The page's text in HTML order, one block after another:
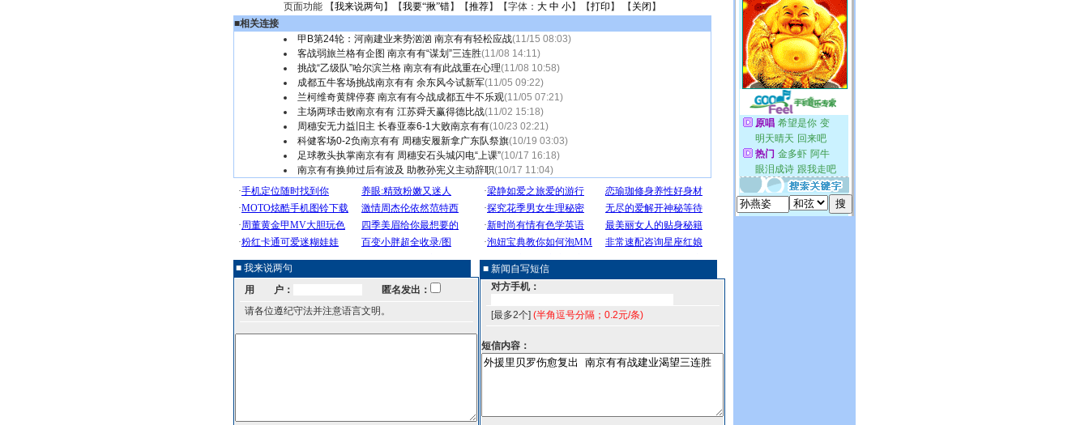
页面功能 【我来说两句 】【我要“揪”错】【推荐】【字体： 大 中 小】【打印 】 【 关闭 】
■相关连接
甲B第24轮：河南建业来势汹汹 南京有有轻松应战(11/15 08:03)
客战弱旅兰格有企图 南京有有“谋划”三连胜(11/08 14:11)
挑战“乙级队”哈尔滨兰格 南京有有此战重在心理(11/08 10:58)
成都五牛客场挑战南京有有 余东风今试新军(11/05 09:22)
兰柯维奇黄牌停赛 南京有有今战成都五牛不乐观(11/05 07:21)
主场两球击败南京有有 江苏舜天赢得德比战(11/02 15:18)
周穗安无力益旧主 长春亚泰6-1大败南京有有(10/23 02:21)
科健客场0-2负南京有有 周穗安履新拿广东队祭旗(10/19 03:03)
足球教头执掌南京有有 周穗安石头城闪电“上课”(10/17 16:18)
南京有有换帅过后有波及 助教孙宪义主动辞职(10/17 11:04)
■ 我来说两句
用 户：
匿名发出：
请各位遵纪守法并注意语言文明。
■ 新闻自写短信
对方手机：
[最多2个] (半角逗号分隔；0.2元/条)
短信内容：